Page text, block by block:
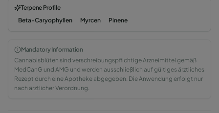
Terpene Profile
Beta-Caryophyllen
Myrcen Pinene
Mandatory Information
Cannabisblüten sind verschreibungspflichtige Arzneimittel gemäß
MedCanG und AMG und werden ausschließlich auf gültiges ärztliches
Rezept durch eine Apotheke abgegeben. Die Anwendung erfolgt nur
nach ärztlicher Verordnung.